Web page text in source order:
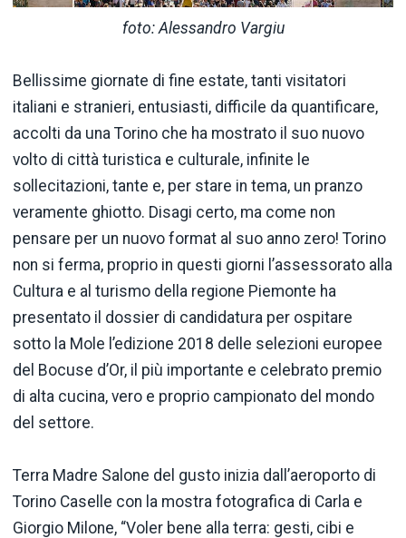
foto: Alessandro Vargiu
Bellissime giornate di fine estate, tanti visitatori
italiani e stranieri, entusiasti, difficile da quantificare,
accolti da una Torino che ha mostrato il suo nuovo
volto di città turistica e culturale, infinite le
sollecitazioni, tante e, per stare in tema, un pranzo
veramente ghiotto. Disagi certo, ma come non
pensare per un nuovo format al suo anno zero! Torino
non si ferma, proprio in questi giorni l’assessorato alla
Cultura e al turismo della regione Piemonte ha
presentato il dossier di candidatura per ospitare
sotto la Mole l’edizione 2018 delle selezioni europee
del Bocuse d’Or, il più importante e celebrato premio
di alta cucina, vero e proprio campionato del mondo
del settore.
Terra Madre Salone del gusto inizia dall’aeroporto di
Torino Caselle con la mostra fotografica di Carla e
Giorgio Milone, “Voler bene alla terra: gesti, cibi e